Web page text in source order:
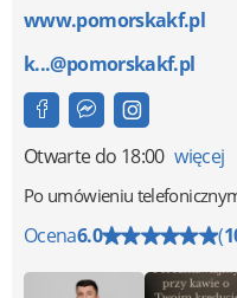
www.pomorskakf.pl
k...@pomorskakf.pl
Otwartedo 18:00 więcej
Po umówieniu
Ocena6.0 (